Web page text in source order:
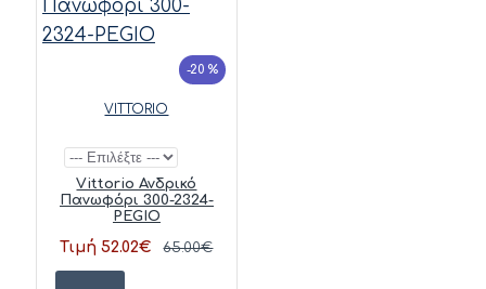
-20 %
VITTORIO
Vittorio Ανδρικό
Πανωφόρι 300-2324-
PEGIO
Τιμή 52.02€ 65.00€